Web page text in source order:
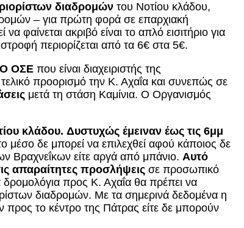
διαδρομών του Νοτίου κλάδου,
– για πρώτη φορά σε επαρχιακή
φαίνεται ακριβό είναι το απλό εισιτήριο για
περιορίζεται από τα 6€ στα 5€.
Ο ΟΣΕπου είναι διαχειριστής της
προορισμό την Κ. Αχαΐα και συνεπώς σε
μετά τη στάση Καμίνια. Ο Οργανισμός
κλάδου. Δυστυχώς έμειναν έως τις 6μμ
μέσο δε μπορεί να επιλεχθεί αφού κάποιος δε
Βραχνεΐκων είτε αργά από μπάνιο. Αυτό
απαραίτητες προσλήψειςσε προσωπικό
δρομολόγια προς Κ. Αχαΐα θα πρέπει να
διαδρομών. Με τα σημερινά δεδομένα η
προς το κέντρο της Πάτρας είτε δε μπορούν